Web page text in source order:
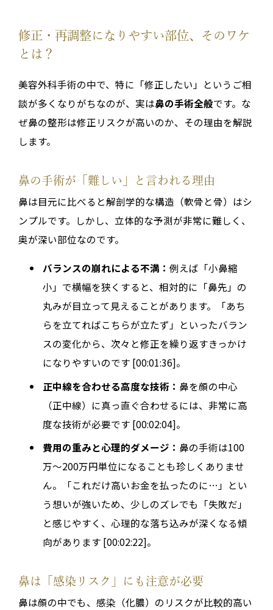
修正・再調整になりやすい部位、そのワケ
とは？
美容外科手術の中で、特に「修正したい」というご相
談が多くなりがちなのが、実は鼻の手術全般です。な
ぜ鼻の整形は修正リスクが高いのか、その理由を解説
します。
鼻の手術が「難しい」と言われる理由
鼻は目元に比べると解剖学的な構造（軟骨と骨）はシ
ンプルです。しかし、立体的な予測が非常に難しく、
奥が深い部位なのです。
バランスの崩れによる不満：例えば「小鼻縮
小」で横幅を狭くすると、相対的に「鼻先」の
丸みが目立って見えることがあります。「あち
らを立てればこちらが立たず」といったバラン
スの変化から、次々と修正を繰り返すきっかけ
になりやすいのです [00:01:36]。
正中線を合わせる高度な技術： 鼻を顔の中心
（正中線）に真っ直ぐ合わせるには、非常に高
度な技術が必要です [00:02:04]。
費用の重みと心理的ダメージ： 鼻の手術は100
万〜200万円単位になることも珍しくありませ
ん。「これだけ高いお金を払ったのに…」とい
う想いが強いため、少しのズレでも「失敗だ」
と感じやすく、心理的な落ち込みが深くなる傾
向があります [00:02:22]。
鼻は「感染リスク」にも注意が必要
鼻は顔の中でも、感染（化膿）のリスクが比較的高い